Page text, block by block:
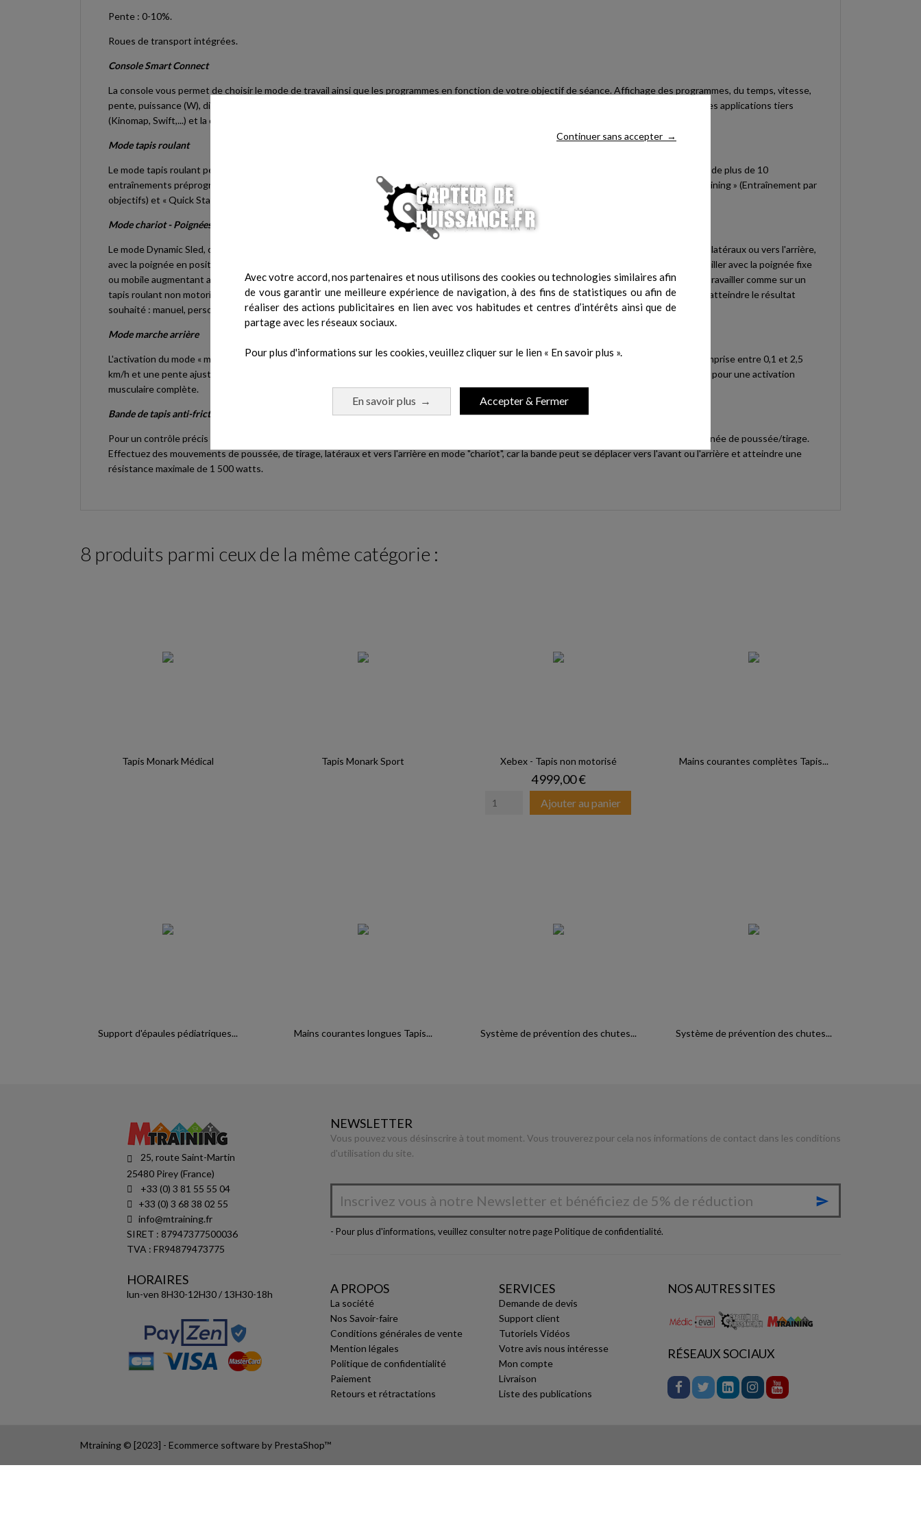
Continuer sans accepter →
Avec votre accord, nos partenaires et nous utilisons des cookies ou technologies similaires afin
de vous garantir une meilleure expérience de navigation, à des fins de statistiques ou afin de
réaliser des actions publicitaires en lien avec vos habitudes et centres d’intérêts ainsi que de
partage avec les réseaux sociaux.
Pour plus d'informations sur les cookies, veuillez cliquer sur le lien « En savoir plus ».
En savoir plus → Accepter & Fermer
Pente : 0-10%.
Roues de transport intégrées.
Console Smart Connect
La console vous permet de choisir le mode de travail ainsi que les programmes en fonction de votre objectif de séance. Affichage des programmes, du temps, vitesse,
pente, puissance (W), distance parcourue, calories dépensées, fréquence cardiaque. La connectivité bluetooth permet la compatibilté avec des applications tiers
(Kinomap, Swift,...) et la connexion avec des cardiofréquencemètres 5 kHz.
Mode tapis roulant
Le mode tapis roulant permet à l'utilisateur de régler la vitesse et l'inclinaison afin d'améliorer son endurance et sa vitesse de course. Profitez de plus de 10
entraînements préprogrammés conçus pour améliorer votre vitesse, votre endurance et votre condition physique. Les programmes « Goal training » (Entraînement par
objectifs) et « Quick Start » (Démarrage rapide) vous permettent également de personnaliser votre séance.
Mode chariot - Poignées dynamiques ou fixes
Le mode Dynamic Sled, conçu pour l'activation des muscles du tronc et de la ceinture scapulaire lors de mouvements de poussée, de traction, latéraux ou vers l'arrière,
avec la poignée en position fixe ou dynamique. Notre poignée brevetée s'intègre dans un rail de guidage libre et permet à l'utilisateur de travailler avec la poignée fixe
ou mobile augmentant ainsi la difficulté et le niveau de sollicitation. Réglez la résistance jusqu'à 1 500 watts et ajustez vitesse et pente pour travailler comme sur un
tapis roulant non motorisé, afin de créer votre entraînement intense idéal. 5 programmes différents vous permettent de vous entraîner pour atteindre le résultat
souhaité : manuel, personnalisé, distance cible, temps cible et test de force.
Mode marche arrière
L'activation du mode « marche arrière » du tapis roulant permet à la bande de se déplacer en sens inverse. Une vitesse limite de sécuritaire comprise entre 0,1 et 2,5
km/h et une pente ajustable jusqu'à 10 % permettent d'améliorer l'entraînement du bas du corps ou de suivre un programme de réhabilitation pour une activation
musculaire complète.
Bande de tapis anti-friction
Pour un contrôle précis de vitesse pendant la marche ou la course, et de la stabilite stabilité lors de l'utilisation du mode "chariot" et de la poignée de poussée/tirage.
Effectuez des mouvements de poussée, de tirage, latéraux et vers l'arrière en mode "chariot", car la bande peut se déplacer vers l'avant ou l'arrière et atteindre une
résistance maximale de 1 500 watts.
8 produits parmi ceux de la même catégorie :
Tapis Monark Médical Tapis Monark Sport Xebex - Tapis non motorisé
Prix
4 999,00 €
Ajouter au panier
Mains courantes complètes Tapis...
Support d'épaules pédiatriques... Mains courantes longues Tapis... Système de prévention des chutes... Système de prévention des chutes...
25, route Saint-Martin
25480 Pirey (France)
+33 (0) 3 81 55 55 04
+33 (0) 3 68 38 02 55
info@mtraining.fr
SIRET : 87947377500036
TVA : FR94879473775
HORAIRES
lun-ven 8H30-12H30 / 13H30-18h
NEWSLETTER
Vous pouvez vous désinscrire à tout moment. Vous trouverez pour cela nos informations de contact dans les conditions
d'utilisation du site.

- Pour plus d'informations, veuillez consulter notre page Politique de confidentialité.
A PROPOS
La société
Nos Savoir-faire
Conditions générales de vente
Mention légales
Politique de confidentialité
Paiement
Retours et rétractations
SERVICES
Demande de devis
Support client
Tutoriels Vidéos
Votre avis nous intéresse
Mon compte
Livraison
Liste des publications
NOS AUTRES SITES
RÉSEAUX SOCIAUX
Mtraining © [2023] - Ecommerce software by PrestaShop™